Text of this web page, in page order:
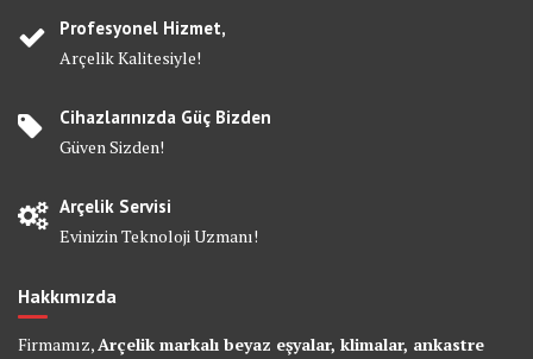
Profesyonel Hizmet,
Arçelik Kalitesiyle!
Cihazlarınızda Güç Bizden
Güven Sizden!
Arçelik Servisi
Evinizin Teknoloji Uzmanı!
Hakkımızda
Firmamız, Arçelik markalı beyaz eşyalar, klimalar, ankastre